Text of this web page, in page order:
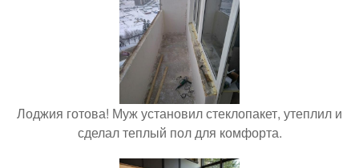
Лоджия готова! Муж установил стеклопакет, утеплил и
сделал теплый пол для комфорта.